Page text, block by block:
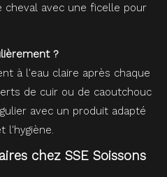
cheval avec une ficelle pour
?
à l'eau claire après chaque
de cuir ou de caoutchouc
avec un produit adapté
l'hygiène.
chez SSE Soissons